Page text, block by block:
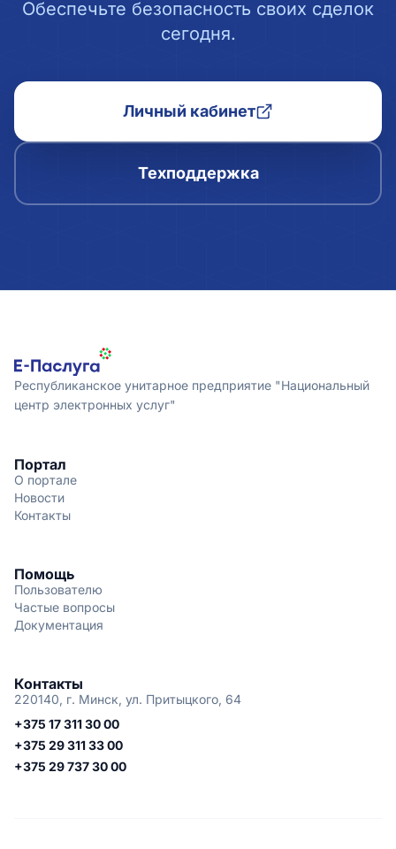
Обеспечьте безопасность своих сделок
сегодня.
Личный кабинет
Техподдержка
Республиканское унитарное предприятие "Национальный
центр электронных услуг"
Портал
О портале
Новости
Контакты
Помощь
Пользователю
Частые вопросы
Документация
Контакты
220140, г. Минск, ул. Притыцкого, 64
+375 17 311 30 00
+375 29 311 33 00
+375 29 737 30 00